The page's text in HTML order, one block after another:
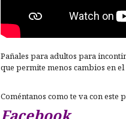
Pañales para adultos para
que permite menos cambios en
Coméntanos como te va con este